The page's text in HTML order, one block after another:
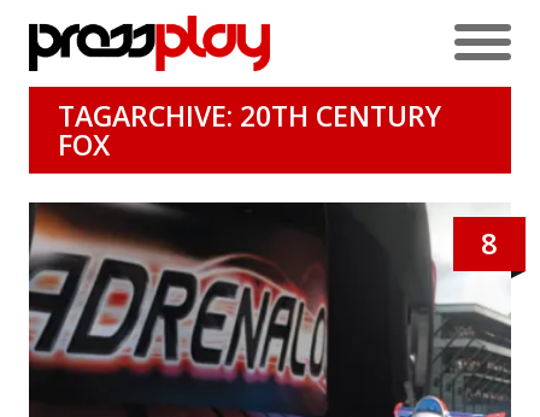
TAGARCHIVE: 20TH CENTURY
FOX
8